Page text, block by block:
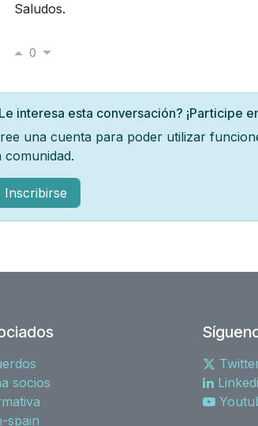
Saludos.
0
interesa esta conversación? ¡Participe
una cuenta para poder utilizar
comunidad.
Inscribirse
socios
spain